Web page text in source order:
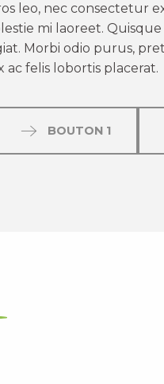
leo, nec consectetur
mi laoreet.
Morbi odio purus,
ac felis lobortis placerat.
BOUTON 1